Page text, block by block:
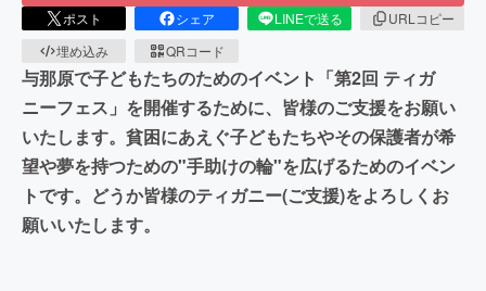
ポスト シェア LINEで送る
URLコピー
埋め込み
QRコード
与那原で子どもたちのためのイベント「第2回 ティガ
ニーフェス」を開催するために、皆様のご支援をお願い
いたします。貧困にあえぐ子どもたちやその保護者が希
望や夢を持つための"手助けの輪"を広げるためのイベン
トです。どうか皆様のティガニー(ご支援)をよろしくお
願いいたします。